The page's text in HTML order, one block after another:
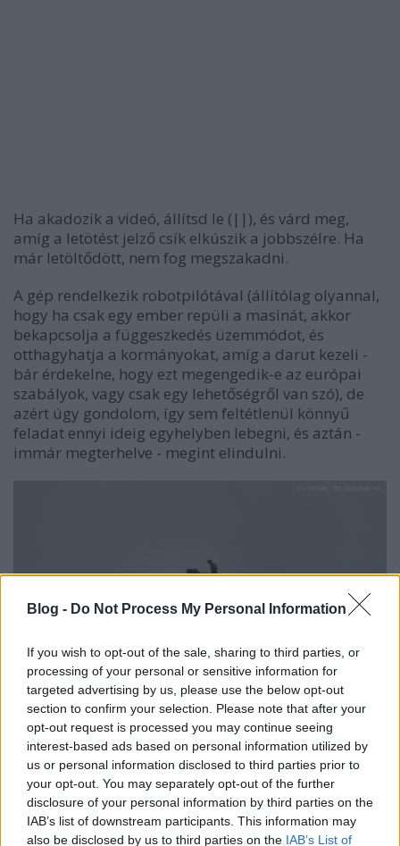
Blog - Do Not Process My Personal Information
If you wish to opt-out of the sale, sharing to third parties, or
processing of your personal or sensitive information for
targeted advertising by us, please use the below opt-out
section to confirm your selection. Please note that after your
opt-out request is processed you may continue seeing
interest-based ads based on personal information utilized by
us or personal information disclosed to third parties prior to
your opt-out. You may separately opt-out of the further
disclosure of your personal information by third parties on the
IAB’s list of downstream participants. This information may
also be disclosed by us to third parties on the IAB’s List of
Ha akadozik a videó, állítsd le (||), és várd meg,
amíg a letötést jelző csík elkúszik a jobbszélre. Ha
már letöltődött, nem fog megszakadni.
A gép rendelkezik robotpilótával (állítólag olyannal,
hogy ha csak egy ember repüli a masinát, akkor
bekapcsolja a függeszkedés üzemmódot, és
otthagyhatja a kormányokat, amíg a darut kezeli -
bár érdekelne, hogy ezt megengedik-e az európai
szabályok, vagy csak egy lehetőségről van szó), de
azért úgy gondolom, így sem feltétlenül könnyű
feladat ennyi ideig egyhelyben lebegni, és aztán -
immár megterhelve - megint elindulni.
A helikopteresek mellett nem szabad megfeledkezni
a tornyon dolgozó ipari alpinistákról sem: ők azok,
akikkel semmi pénzért sem cseréltem volna :)